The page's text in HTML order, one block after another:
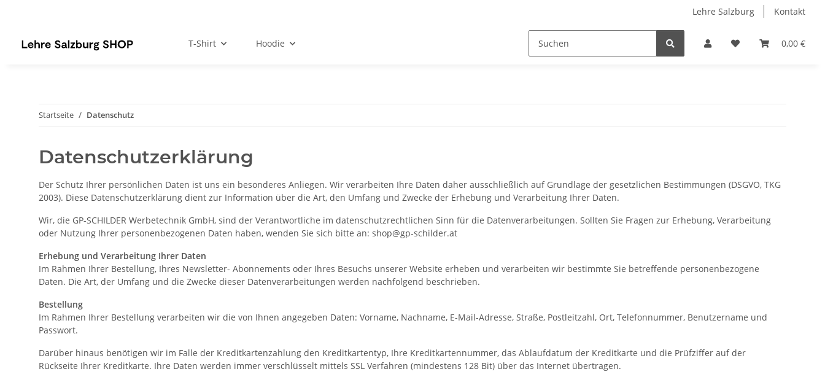
Lehre Salzburg Kontakt
0,00 €
T-Shirt Hoodie
Startseite Datenschutz
Datenschutzerklärung
Der Schutz Ihrer persönlichen Daten ist uns ein besonderes Anliegen. Wir verarbeiten Ihre Daten daher ausschließlich auf Grundlage der gesetzlichen Bestimmungen (DSGVO, TKG
2003). Diese Datenschutzerklärung dient zur Information über die Art, den Umfang und Zwecke der Erhebung und Verarbeitung Ihrer Daten.
Wir, die GP-SCHILDER Werbetechnik GmbH, sind der Verantwortliche im datenschutzrechtlichen Sinn für die Datenverarbeitungen. Sollten Sie Fragen zur Erhebung, Verarbeitung
oder Nutzung Ihrer personenbezogenen Daten haben, wenden Sie sich bitte an: shop@gp-schilder.at
Erhebung und Verarbeitung Ihrer Daten
Im Rahmen Ihrer Bestellung, Ihres Newsletter- Abonnements oder Ihres Besuchs unserer Website erheben und verarbeiten wir bestimmte Sie betreffende personenbezogene
Daten. Die Art, der Umfang und die Zwecke dieser Datenverarbeitungen werden nachfolgend beschrieben.
Bestellung
Im Rahmen Ihrer Bestellung verarbeiten wir die von Ihnen angegeben Daten: Vorname, Nachname, E-Mail-Adresse, Straße, Postleitzahl, Ort, Telefonnummer, Benutzername und
Passwort.
Darüber hinaus benötigen wir im Falle der Kreditkartenzahlung den Kreditkartentyp, Ihre Kreditkartennummer, das Ablaufdatum der Kreditkarte und die Prüfziffer auf der
Rückseite Ihrer Kreditkarte. Ihre Daten werden immer verschlüsselt mittels SSL Verfahren (mindestens 128 Bit) über das Internet übertragen.